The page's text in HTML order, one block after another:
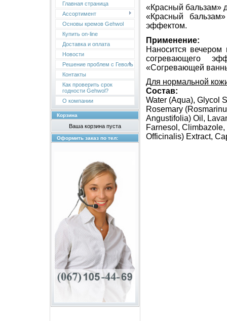
Главная страница
Ассортимент
Основы кремов Gehwol
Купить on-line
Доставка и оплата
Новости
Решение проблем с Геволь
Контакты
Как проверить срок
годности Gehwol?
О компании
Корзина
Ваша корзина пуста
Оформить заказ по тел:
«Красный бальзам»
«Красный
эффектом.
Применение:
Наносится
согревающего
«Согревающей
Для нормальной
Состав:
Water (Aqua), Glycol
Rosemary
Angustifolia) Oil,
Farnesol,
Officinalis) Extract,